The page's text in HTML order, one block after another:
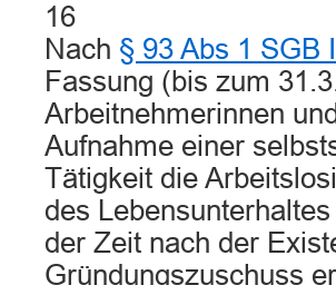
16
Nach § 93 Abs 1 SGB III
Fassung (bis zum
Arbeitnehmerinnen
Aufnahme einer
Tätigkeit die
des
der Zeit nach der
Gründungszuschuss